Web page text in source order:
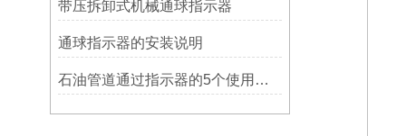
带压拆卸式机械通球指示器
​通球指示器的安装说明
石油管道通过指示器的5个使用说明